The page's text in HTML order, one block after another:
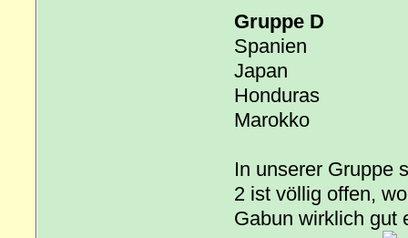
Gruppe D
Spanien
Japan
Honduras
Marokko
In unserer Gruppe
2 ist völlig offen,
Gabun wirklich gut